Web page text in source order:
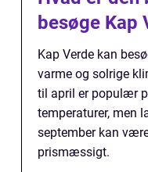
besøge Kap
Kap Verde kan
varme og solrige
til april er populær
temperaturer, men
september kan
prismæssigt.